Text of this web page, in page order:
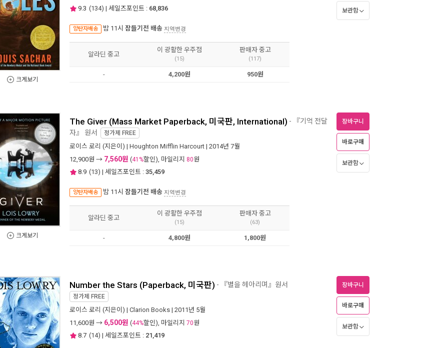
크게보기
9.3 (134) | 세일즈포인트 : 68,836
양탄자배송 밤 11시 잠들기전 배송 지역변경
보관함
알라딘 중고
이 광활한 우주점
(15)
판매자 중고
(117)
- 4,200원 950원
크게보기
The Giver (Mass Market Paperback, 미국판, International) - 『기억 전달
자』 원서 정가제 FREE
로이스 로리 (지은이) | Houghton Mifflin Harcourt | 2014년 7월
12,900원 → 7,560원 (41%할인), 마일리지 80원
8.9 (13) | 세일즈포인트 : 35,459
양탄자배송 밤 11시 잠들기전 배송 지역변경
장바구니
바로구매
보관함
알라딘 중고
이 광활한 우주점
(15)
판매자 중고
(63)
- 4,800원 1,800원
Number the Stars (Paperback, 미국판) - 『별을 헤아리며』원서
정가제 FREE
로이스 로리 (지은이) | Clarion Books | 2011년 5월
11,600원 → 6,500원 (44%할인), 마일리지 70원
8.7 (14) | 세일즈포인트 : 21,419
장바구니
바로구매
보관함